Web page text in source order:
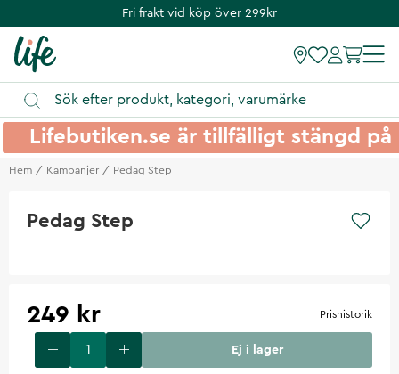
Fri frakt vid köp över 299kr
Lifebutiken.se är tillfälligt stängd
Hem Kampanjer Pedag Step
Pedag Step
249 kr Prishistorik
Ej i lager